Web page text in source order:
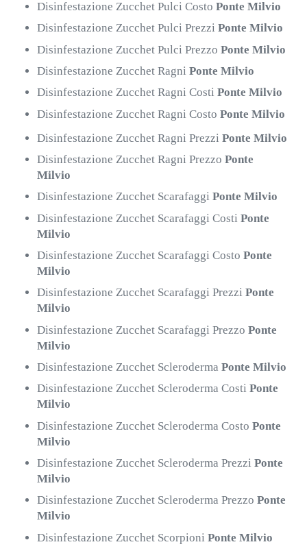
Disinfestazione Zucchet Pulci CostoPonte Milvio
Disinfestazione Zucchet Pulci PrezziPonte Milvio
Disinfestazione Zucchet Pulci PrezzoPonte Milvio
Disinfestazione Zucchet RagniPonte Milvio
Disinfestazione Zucchet Ragni CostiPonte Milvio
Disinfestazione Zucchet Ragni CostoPonte Milvio
Disinfestazione Zucchet Ragni PrezziPonte Milvio
Disinfestazione Zucchet Ragni PrezzoPonte
Milvio
Disinfestazione Zucchet ScarafaggiPonte Milvio
Disinfestazione Zucchet Scarafaggi CostiPonte
Milvio
Disinfestazione Zucchet Scarafaggi CostoPonte
Milvio
Disinfestazione Zucchet Scarafaggi PrezziPonte
Milvio
Disinfestazione Zucchet Scarafaggi PrezzoPonte
Milvio
Disinfestazione Zucchet SclerodermaPonte Milvio
Disinfestazione Zucchet Scleroderma CostiPonte
Milvio
Disinfestazione Zucchet Scleroderma CostoPonte
Milvio
Disinfestazione Zucchet Scleroderma PrezziPonte
Milvio
Disinfestazione Zucchet Scleroderma PrezzoPonte
Milvio
Disinfestazione Zucchet ScorpioniPonte Milvio